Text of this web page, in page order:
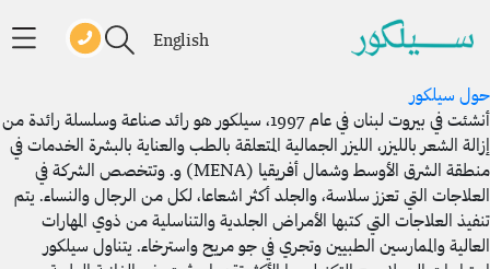
English
حول سيلكور
أنشئت في بيروت لبنان في عام 1997، سيلكور هو رائد صناعة وسلسلة رائدة من
إزالة الشعر بالليزر، الليزر الجمالية المتعلقة بالطب والعناية بالبشرة الخدمات في
منطقة الشرق الأوسط وشمال أفريقيا (MENA) و. وتتخصص الشركة في
العلاجات التي تعزز سلاسة، والجلد أكثر اشعاعا، لكل من الرجال والنساء. يتم
تنفيذ العلاجات التي كتبها الأمراض الجلدية والتناسلية من ذوي المهارات
العالية والممارسين الطبيين وتجري في جو مريح واسترخاء. يتناول سيلكور